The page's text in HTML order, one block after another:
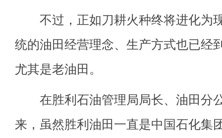
不过，正如刀耕火种终将进化为
统的油田经营理念、生产方式也已经
尤其是老油田。
在胜利石油管理局局长、油田分
来，虽然胜利油田一直是中国石化集